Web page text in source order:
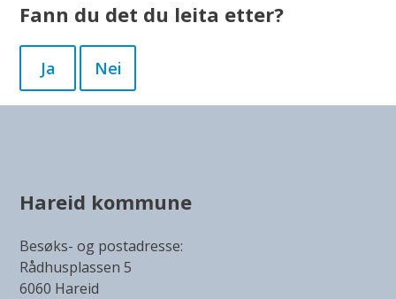
Fann du det du leita etter?
Ja Nei
Hareid kommune
Besøks- og postadresse:
Rådhusplassen 5
6060 Hareid